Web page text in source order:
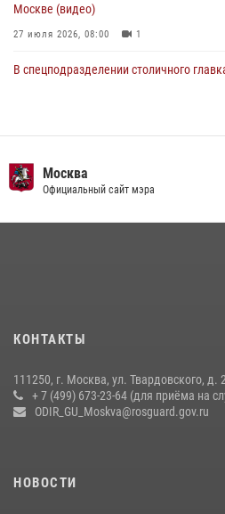
Москве (видео)
27 июля 2026, 08:00 1
В спецподразделении столичного
районе Китай-города (видео)
30 июля 2026, 14:00 1
матче в Москве обеспечила Росгвардия
Центральный округ Росгвардии
Москва
Официальный сайт мэра
КОНТАКТЫ
111250, г. Москва, ул. Твардовского, д.
+ 7 (499) 673-23-64 (для приёма на
ODIR_GU_Moskva@rosguard.gov.ru
НОВОСТИ